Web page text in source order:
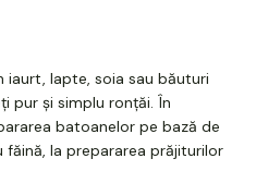
lapte, soia sau băuturi
pur și simplu ronțăi. În
batoanelor pe bază de
la prepararea prăjiturilor